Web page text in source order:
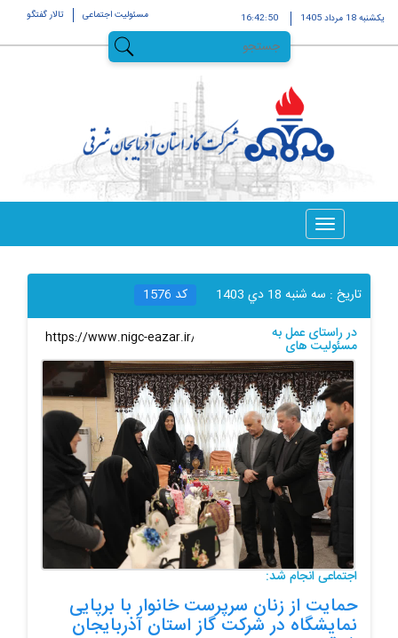
يکشنبه 18 مرداد 1405 16:42:51 مسئولیت اجتماعی تالار گفتگو
تاریخ : سه شنبه 18 دي 1403 کد 1576
در راستای عمل به
مسئولیت های
اجتماعی انجام شد:
حمایت از زنان سرپرست خانوار با برپایی
نمایشگاه در شرکت گاز استان آذربایجان